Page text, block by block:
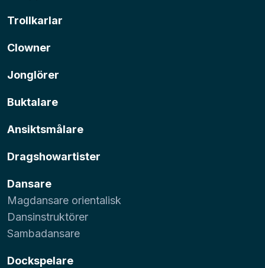
Trollkarlar
Clowner
Jonglörer
Buktalare
Ansiktsmålare
Dragshowartister
Dansare
Magdansare orientalisk
Dansinstruktörer
Sambadansare
Dockspelare